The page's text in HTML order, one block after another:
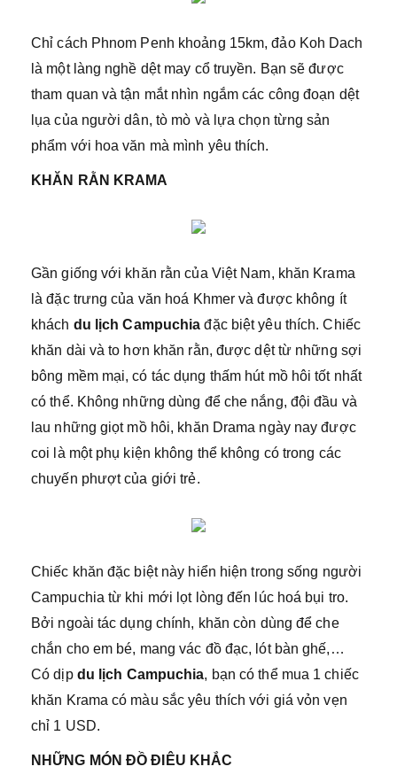
Chỉ cách Phnom Penh khoảng 15km, đảo Koh Dach
là một làng nghề dệt may cổ truyền. Bạn sẽ được
tham quan và tận mắt nhìn ngắm các công đoạn dệt
lụa của người dân, tò mò và lựa chọn từng sản
phẩm với hoa văn mà mình yêu thích.
KHĂN RẰN KRAMA
Gần giống với khăn rằn của Việt Nam, khăn Krama
là đặc trưng của văn hoá Khmer và được không ít
khách du lịch Campuchia đặc biệt yêu thích. Chiếc
khăn dài và to hơn khăn rằn, được dệt từ những sợi
bông mềm mại, có tác dụng thấm hút mồ hôi tốt nhất
có thể. Không những dùng để che nắng, đội đầu và
lau những giọt mồ hôi, khăn Drama ngày nay được
coi là một phụ kiện không thể không có trong các
chuyến phượt của giới trẻ.
Chiếc khăn đặc biệt này hiển hiện trong sống người
Campuchia từ khi mới lọt lòng đến lúc hoá bụi tro.
Bởi ngoài tác dụng chính, khăn còn dùng để che
chắn cho em bé, mang vác đồ đạc, lót bàn ghế,…
Có dịp du lịch Campuchia, bạn có thể mua 1 chiếc
khăn Krama có màu sắc yêu thích với giá vỏn vẹn
chỉ 1 USD.
NHỮNG MÓN ĐỒ ĐIÊU KHẮC